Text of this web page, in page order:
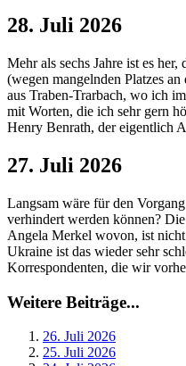
28. Juli 2026
Mehr als sechs Jahre ist es
(wegen mangelnden Platzes
aus Traben-Trarbach, wo ich
mit Worten, die ich sehr gern
Henry Benrath, der eigentlich
27. Juli 2026
Langsam wäre für den
verhindert werden können?
Angela Merkel wovon, ist nicht
Ukraine ist das wieder sehr
Korrespondenten, die wir
Weitere Beiträge...
26. Juli 2026
25. Juli 2026